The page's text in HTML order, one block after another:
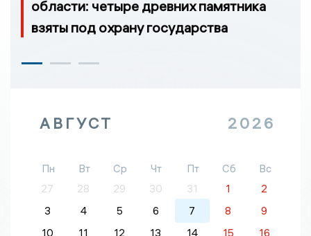
области: четыре древних памятника
взяты под охрану государства
АВГУСТ 2026
Пн Вт Ср Чт Пт Сб
Вс
27
28 29 30 31 1
2
3
4 5 6 7 8
9
10
11 12 13 14 15
16